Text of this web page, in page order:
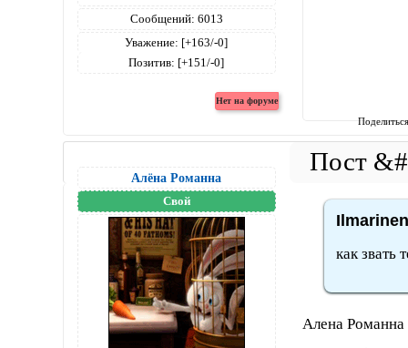
Сообщений: 6013
Уважение: [+163/-0]
Позитив: [+151/-0]
Алёна Романна
Свой
как звать
Алена